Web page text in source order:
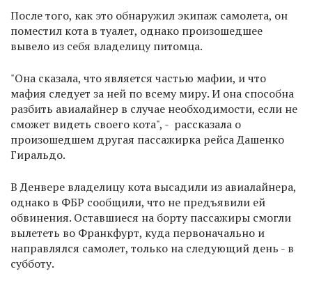
После того, как это обнаружил экипаж самолета, он
поместил кота в туалет, однако произошедшее
вывело из себя владелицу питомца.
"Она сказала, что является частью мафии, и что
мафия следует за ней по всему миру. И она способна
разбить авиалайнер в случае необходимости, если не
сможет видеть своего кота", - рассказала о
произошедшем другая пассажирка рейса Дашенко
Гиральдо.
В Денвере владелицу кота высадили из авиалайнера,
однако в ФБР сообщили, что не предъявили ей
обвинения. Оставшиеся на борту пассажиры смогли
вылететь во Франкфурт, куда первоначально и
направлялся самолет, только на следующий день - в
субботу.